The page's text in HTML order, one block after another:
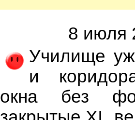
8 июля
Училище
и
окна без